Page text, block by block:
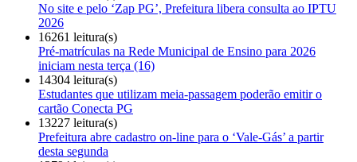
No site e pelo ‘Zap PG’, Prefeitura libera consulta ao IPTU
2026
16261 leitura(s)
Pré-matrículas na Rede Municipal de Ensino para 2026
iniciam nesta terça (16)
14304 leitura(s)
Estudantes que utilizam meia-passagem poderão emitir o
cartão Conecta PG
13227 leitura(s)
Prefeitura abre cadastro on-line para o ‘Vale-Gás’ a partir
desta segunda